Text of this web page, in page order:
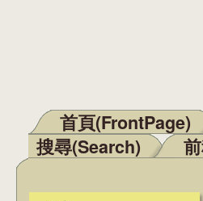
主選單
首頁(FrontPage)
搜尋(Search)